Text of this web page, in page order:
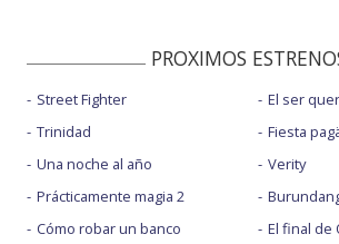
PROXIMOS
Street Fighter
Trinidad
Una noche al año
Prácticamente magia 2
Cómo robar un banco
El ser
Fiesta
Verity
El final de